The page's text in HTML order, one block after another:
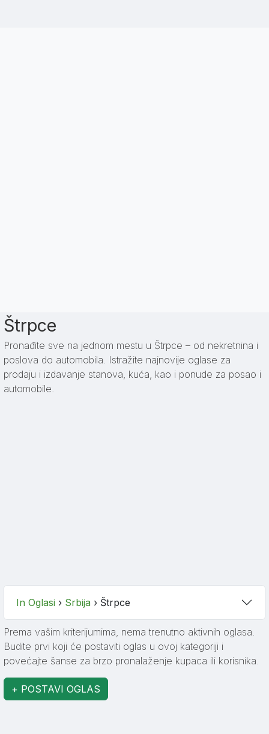
Štrpce
Pronađite sve na jednom mestu u Štrpce – od nekretnina i
poslova do automobila. Istražite najnovije oglase za
prodaju i izdavanje stanova, kuća, kao i ponude za posao i
automobile.
In Oglasi › Srbija › Štrpce
Prema vašim kriterijumima, nema trenutno aktivnih oglasa.
Budite prvi koji će postaviti oglas u ovoj kategoriji i
povećajte šanse za brzo pronalaženje kupaca ili korisnika.
+ POSTAVI OGLAS